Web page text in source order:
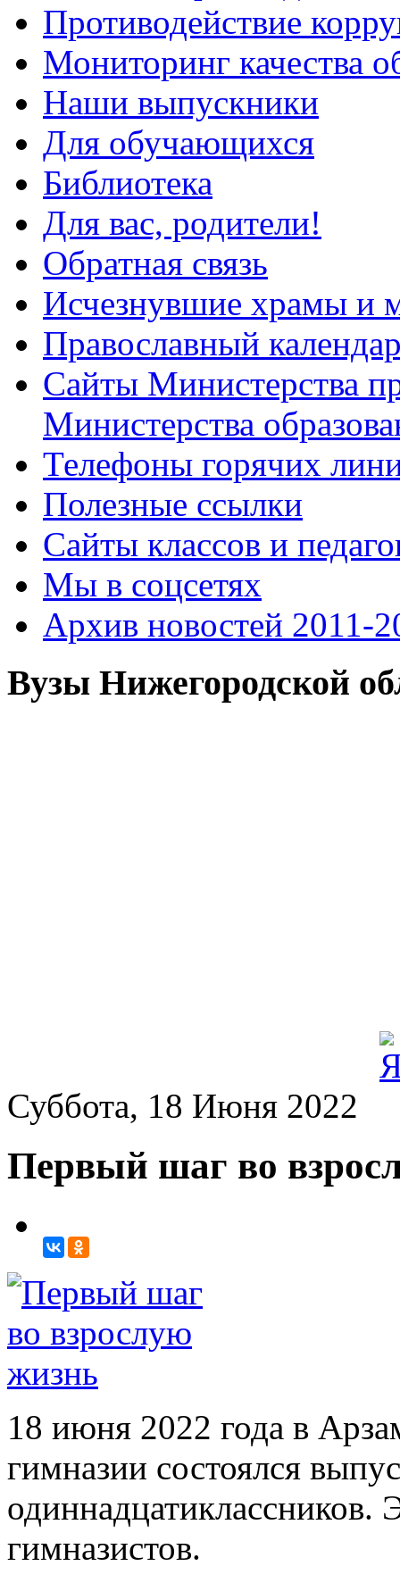
Противодействие
Мониторинг качества
Наши выпускники
Для обучающихся
Библиотека
Для вас, родители!
Обратная связь
Исчезнувшие храмы и
Православный
Сайты Министерства
Министерства
Телефоны горячих
Полезные ссылки
Сайты классов и
Мы в соцсетях
Архив новостей 2011-
Вузы Нижегородской
Суббота, 18 Июня 2022
Первый шаг во
18 июня 2022 года в
гимназии состоялся
одиннадцатиклассников.
гимназистов.